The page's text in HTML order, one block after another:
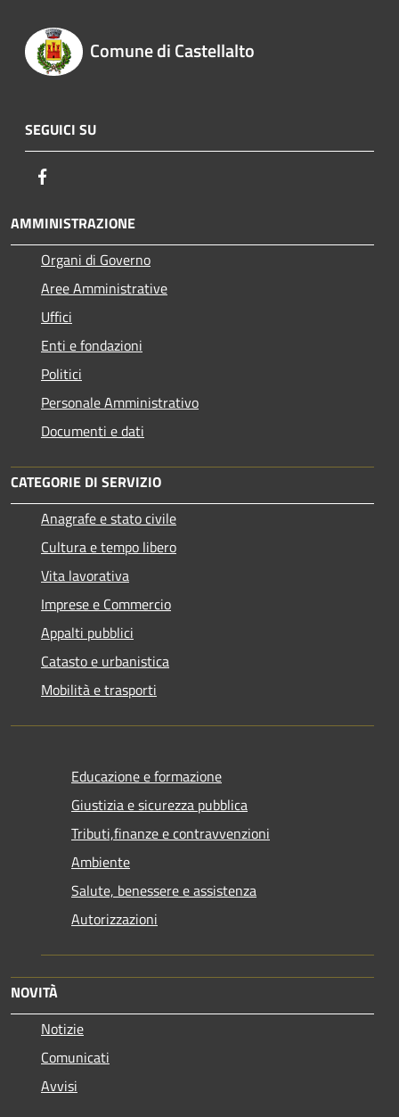
Comune di Castellalto
SEGUICI SU
AMMINISTRAZIONE
Organi di Governo
Aree Amministrative
Uffici
Enti e fondazioni
Politici
Personale Amministrativo
Documenti e dati
CATEGORIE DI SERVIZIO
Anagrafe e stato civile
Cultura e tempo libero
Vita lavorativa
Imprese e Commercio
Appalti pubblici
Catasto e urbanistica
Mobilità e trasporti
Educazione e formazione
Giustizia e sicurezza pubblica
Tributi,finanze e contravvenzioni
Ambiente
Salute, benessere e assistenza
Autorizzazioni
NOVITÀ
Notizie
Comunicati
Avvisi